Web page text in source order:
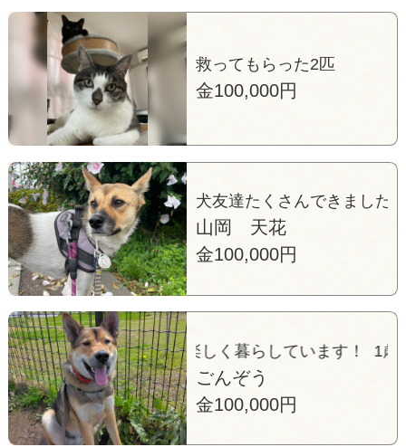
救ってもらった2匹
金100,000円
犬友達たくさんできました
山岡 天花
金100,000円
！元気に楽しく暮らしています！ 1歳になりまし
ごんぞう
金100,000円